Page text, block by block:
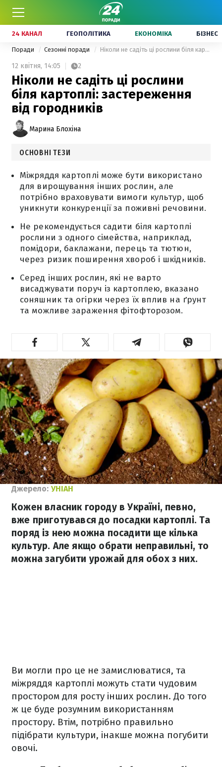
24 КАНАЛ ГЕОПОЛІТИКА ЕКОНОМІКА БІЗНЕС
Поради Сезонні поради Ніколи не садіть ці рослини біля картоплі: застереження від городників
12 квітня, 14:05 2
Ніколи не садіть ці рослини
біля картоплі: застереження
від городників
Марина Блохіна
ОСНОВНІ ТЕЗИ
Міжряддя картоплі може бути використано
для вирощування інших рослин, але
потрібно враховувати вимоги культур, щоб
уникнути конкуренції за поживні речовини.
Не рекомендується садити біля картоплі
рослини з одного сімейства, наприклад,
помідори, баклажани, перець та тютюн,
через ризик поширення хвороб і шкідників.
Серед інших рослин, які не варто
висаджувати поруч із картоплею, вказано
соняшник та огірки через їх вплив на ґрунт
та можливе зараження фітофторозом.
Джерело: УНІАН
Кожен власник городу в Україні, певно,
вже приготувався до посадки картоплі. Та
поряд із нею можна посадити ще кілька
культур. Але якщо обрати неправильні, то
можна загубити урожай для обох з них.
Ви могли про це не замислюватися, та
міжряддя картоплі можуть стати чудовим
простором для росту інших рослин. До того
ж це буде розумним використанням
простору. Втім, потрібно правильно
підібрати культури, інакше можна погубити
овочі.